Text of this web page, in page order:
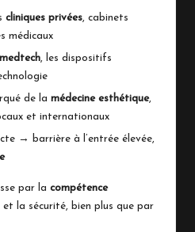
cliniques privées, cabinets
médicaux
medtech, les dispositifs
de la médecine esthétique,
et internationaux
→ barrière à l’entrée élevée,
par lacompétence
la sécurité, bien plus que par